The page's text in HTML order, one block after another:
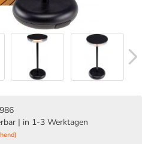
| in 1-3 Werktagen